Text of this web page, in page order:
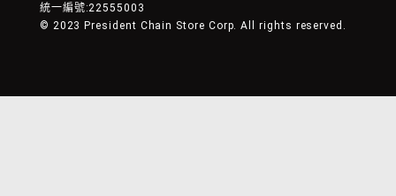
統一編號:22555003
© 2023 President Chain Store Corp. All rights reserved.